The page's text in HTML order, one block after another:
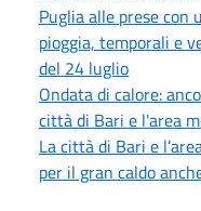
Puglia alle prese con
pioggia, temporali e
del 24 luglio
Ondata di calore:
città di Bari e l'area
La città di Bari e
per il gran caldo